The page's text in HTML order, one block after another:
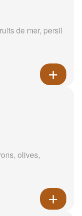
de mer, persil
olives,